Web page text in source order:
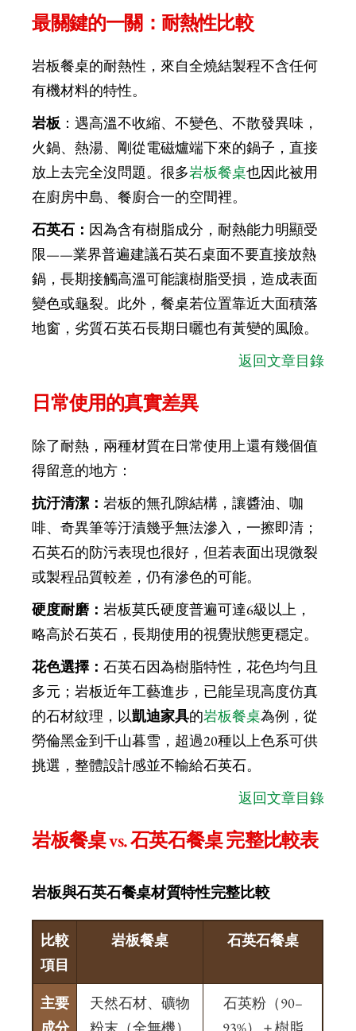
最關鍵的一關：耐熱性比較
岩板餐桌的耐熱性，來自全燒結製程不含任何
有機材料的特性。
岩板 ：遇高溫不收縮、不變色、不散發異味，
火鍋、熱湯、剛從電磁爐端下來的鍋子，直接
放上去完全沒問題。很多岩板餐桌也因此被用
在廚房中島、餐廚合一的空間裡。
石英石： 因為含有樹脂成分，耐熱能力明顯受
限——業界普遍建議石英石桌面不要直接放熱
鍋，長期接觸高溫可能讓樹脂受損，造成表面
變色或龜裂。此外，餐桌若位置靠近大面積落
地窗，劣質石英石長期日曬也有黃變的風險。
返回文章目錄
日常使用的真實差異
除了耐熱，兩種材質在日常使用上還有幾個值
得留意的地方：
抗汙清潔：岩板的無孔隙結構，讓醬油、咖
啡、奇異筆等汙漬幾乎無法滲入，一擦即清；
石英石的防污表現也很好，但若表面出現微裂
或製程品質較差，仍有滲色的可能。
硬度耐磨：岩板莫氏硬度普遍可達6級以上，
略高於石英石，長期使用的視覺狀態更穩定。
花色選擇：石英石因為樹脂特性，花色均勻且
多元；岩板近年工藝進步，已能呈現高度仿真
的石材紋理，以凱迪家具的岩板餐桌為例，從
勞倫黑金到千山暮雪，超過20種以上色系可供
挑選，整體設計感並不輸給石英石。
返回文章目錄
岩板餐桌 vs. 石英石餐桌 完整比較表
岩板與石英石餐桌材質特性完整比較
比較
項目
岩板餐桌 石英石餐桌
主要
天然石材、礦物
石英粉（90–